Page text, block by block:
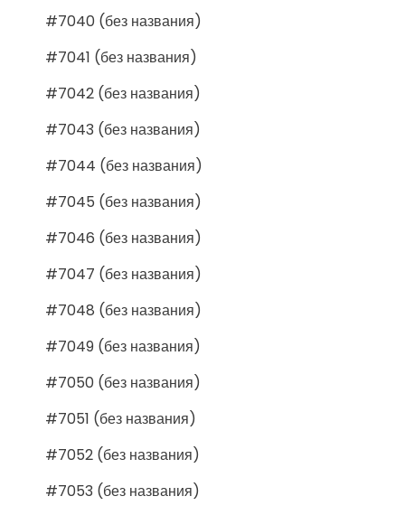
#7040 (без названия)
#7041 (без названия)
#7042 (без названия)
#7043 (без названия)
#7044 (без названия)
#7045 (без названия)
#7046 (без названия)
#7047 (без названия)
#7048 (без названия)
#7049 (без названия)
#7050 (без названия)
#7051 (без названия)
#7052 (без названия)
#7053 (без названия)